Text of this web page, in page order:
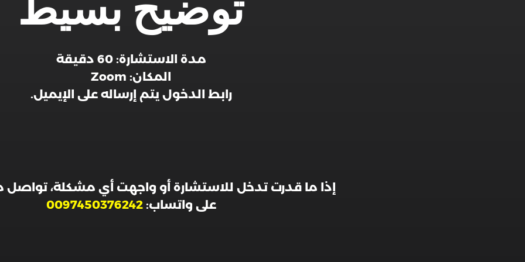
مدة الاستشارة: 60 دقيقة
المكان: Zoom
رابط الدخول يتم إرساله على الإيميل.
إذا ما قدرت تدخل للاستشارة أو واجهت أي مشكلة، تواصل
على واتساب:0097450376242